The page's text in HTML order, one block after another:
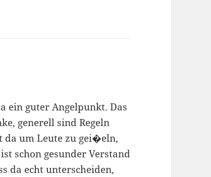
ein guter Angelpunkt. Das
generell sind Regeln
da um Leute zu gei�eln,
schon gesunder Verstand
da echt unterscheiden,